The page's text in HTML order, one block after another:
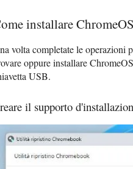
installare
volta completate le operazioni
oppure installare
USB.
il supporto